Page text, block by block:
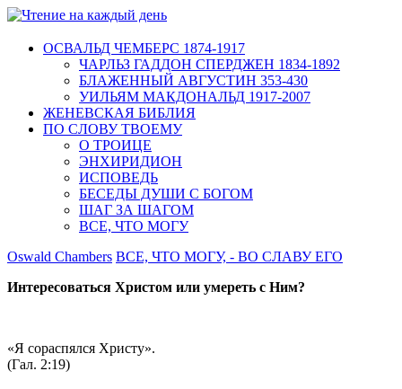
ОСВАЛЬД ЧЕМБЕРС 1874-1917
ЧАРЛЬЗ ГАДДОН СПЕРДЖЕН 1834-1892
БЛАЖЕННЫЙ АВГУСТИН 353-430
УИЛЬЯМ МАКДОНАЛЬД 1917-2007
ЖЕНЕВСКАЯ БИБЛИЯ
ПО СЛОВУ ТВОЕМУ
О ТРОИЦЕ
ЭНХИРИДИОН
ИСПОВЕДЬ
БЕСЕДЫ ДУШИ С БОГОМ
ШАГ ЗА ШАГОМ
ВСЕ, ЧТО МОГУ
Oswald Chambers ВСЕ, ЧТО МОГУ, - ВО СЛАВУ ЕГО
Интересоваться Христом или умереть с Ним?
«Я сораспялся Христу».
(Гал. 2:19)